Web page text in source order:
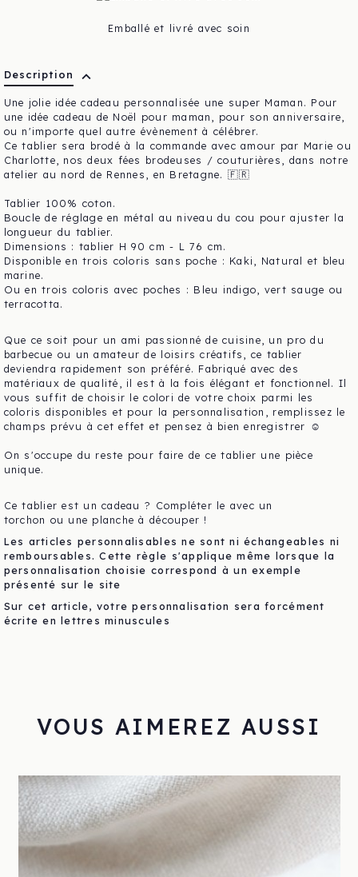
Emballé et livré avec soin
Description expand_more
Une jolie idée cadeau personnalisée une super Maman. Pour
une idée cadeau de Noël pour maman, pour son anniversaire,
ou n'importe quel autre évènement à célébrer.
Ce tablier sera brodé à la commande avec amour par Marie ou
Charlotte, nos deux fées brodeuses / couturières, dans notre
atelier au nord de Rennes, en Bretagne. 🇫🇷
Tablier 100% coton.
Boucle de réglage en métal au niveau du cou pour ajuster la
longueur du tablier.
Dimensions : tablier H 90 cm - L 76 cm.
Disponible en trois coloris sans poche : Kaki, Natural et bleu
marine.
Ou en trois coloris avec poches : Bleu indigo, vert sauge ou
terracotta.
Que ce soit pour un ami passionné de cuisine, un pro du
barbecue ou un amateur de loisirs créatifs, ce tablier
deviendra rapidement son préféré. Fabriqué avec des
matériaux de qualité, il est à la fois élégant et fonctionnel. Il
vous suffit de choisir le colori de votre choix parmi les
coloris disponibles et pour la personnalisation, remplissez le
champs prévu à cet effet et pensez à bien enregistrer ☺️
On s'occupe du reste pour faire de ce tablier une pièce
unique.
Ce tablier est un cadeau ? Compléter le avec un
torchon ou une planche à découper !
Les articles personnalisables ne sont ni échangeables ni
remboursables. Cette règle s'applique même lorsque la
personnalisation choisie correspond à un exemple
présenté sur le site
Sur cet article, votre personnalisation sera forcément
écrite en lettres minuscules
VOUS AIMEREZ AUSSI